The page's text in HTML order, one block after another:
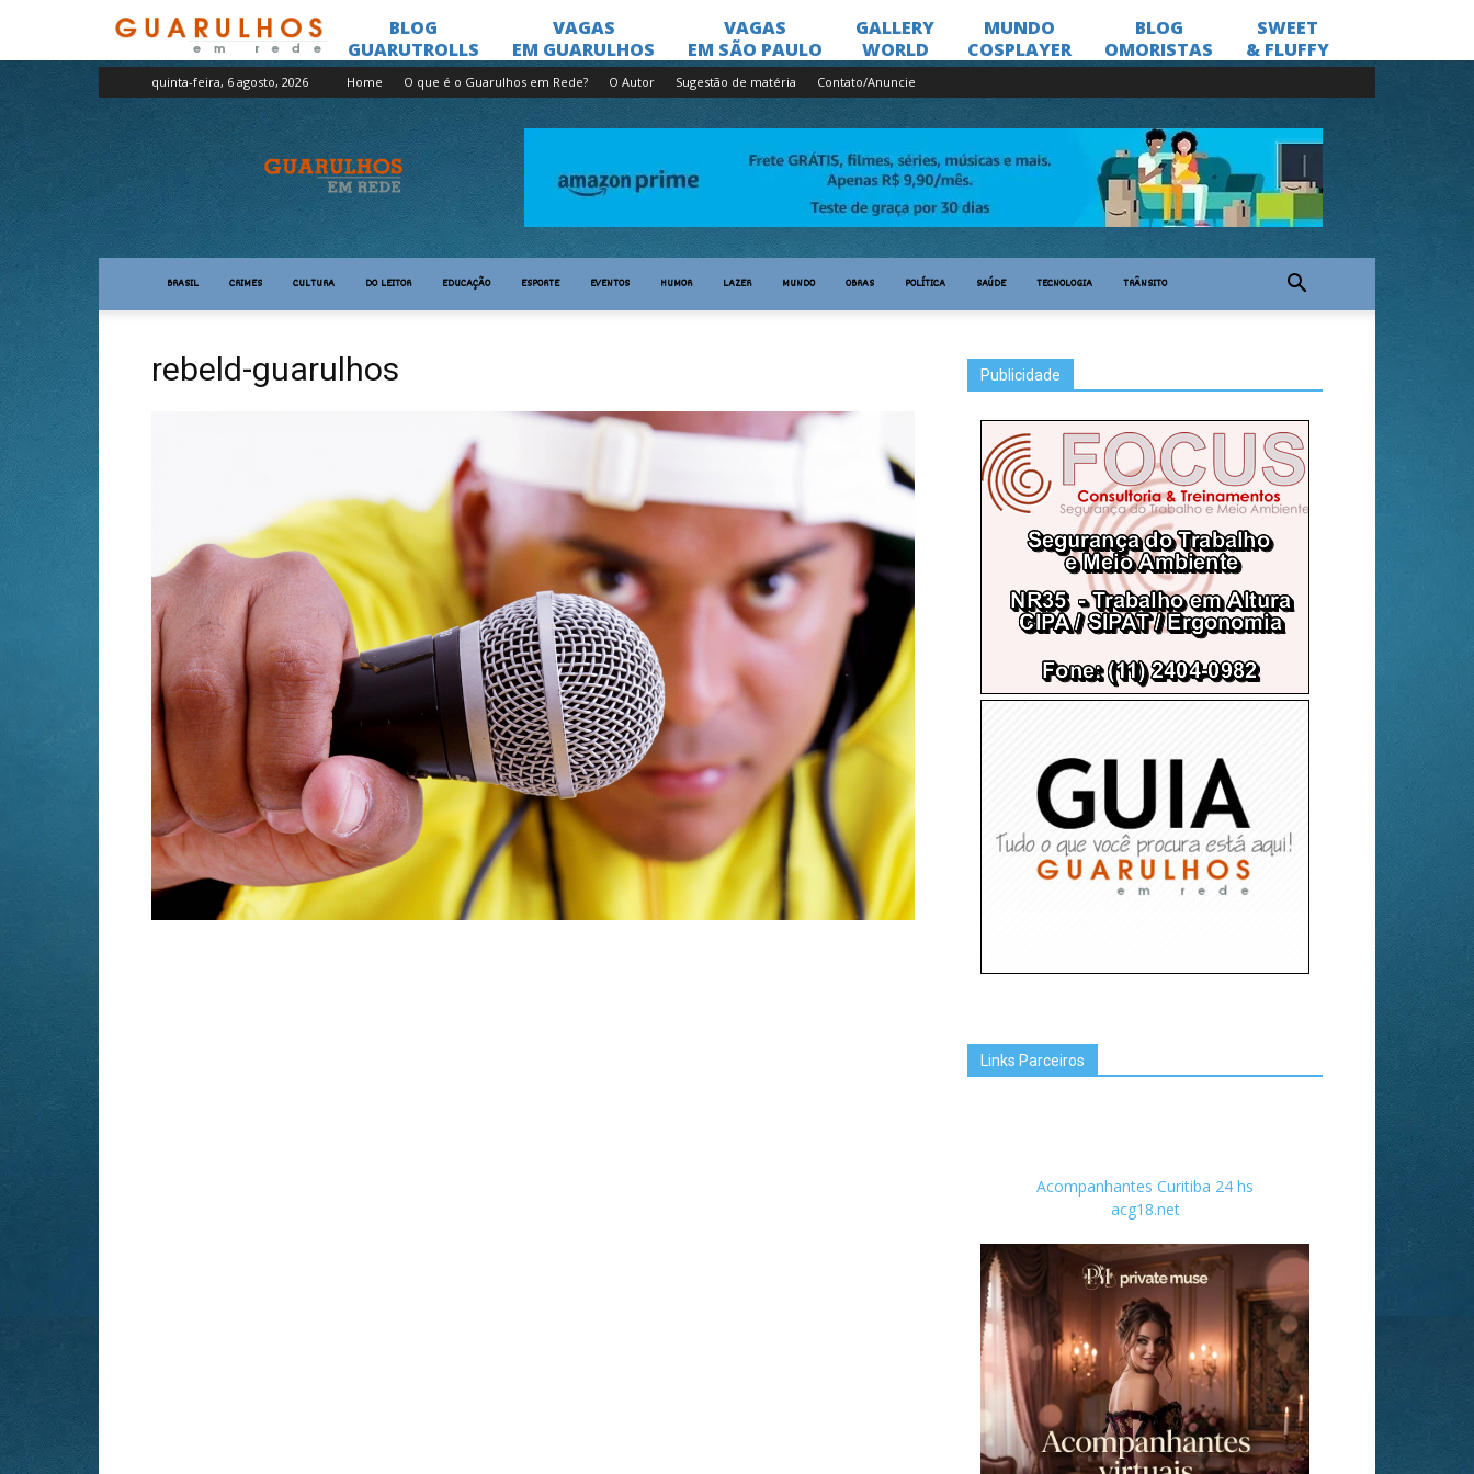
quinta-feira, 6 agosto, 2026 Home O que é o Guarulhos em Rede? O Autor Sugestão de matéria Contato/Anuncie
Guarulhos
em
Rede
BRASIL CRIMES CULTURA DO LEITOR EDUCAÇÃO ESPORTE EVENTOS HUMOR LAZER MUNDO OBRAS POLÍTICA SAÚDE TECNOLOGIA TRÂNSITO
rebeld-guarulhos Publicidade
Links Parceiros
Acompanhantes Curitiba 24 hs
acg18.net